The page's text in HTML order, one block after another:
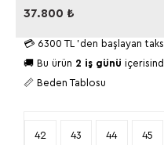
37.800 ₺
💳 6300 TL 'den başlayan
🚚 Bu ürün 2 iş günü
📏 Beden Tablosu
42 43 44 45